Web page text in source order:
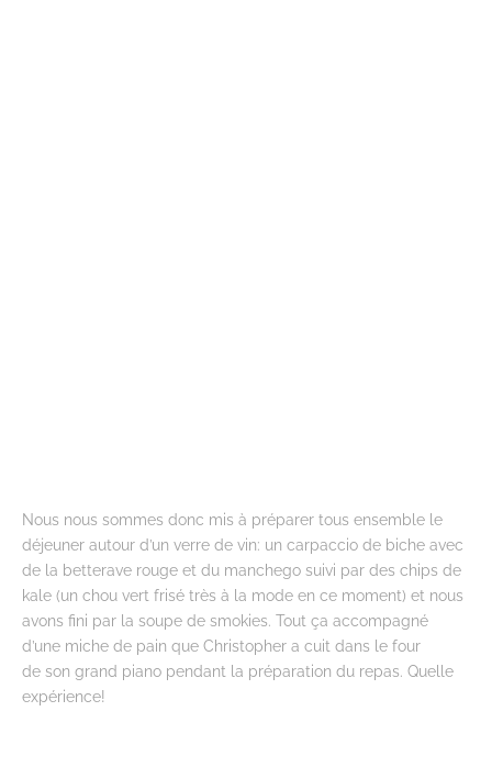
Nous nous sommes donc mis à préparer tous ensemble le
déjeuner autour d’un verre de vin: un carpaccio de biche avec
de la betterave rouge et du manchego suivi par des chips de
kale (un chou vert frisé très à la mode en ce moment) et nous
avons fini par la soupe de smokies. Tout ça accompagné
d’une miche de pain que Christopher a cuit dans le four
de son grand piano pendant la préparation du repas. Quelle
expérience!